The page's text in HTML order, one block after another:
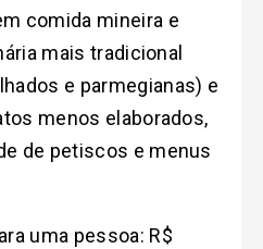
comida mineira e
mais tradicional
e parmegianas) e
menos elaborados,
de petiscos e menus
uma pessoa: R$